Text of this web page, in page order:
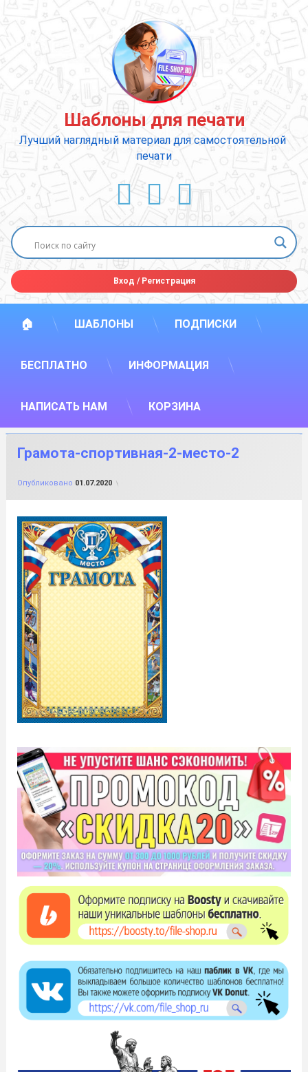
содержимому
Шаблоны для печати
Лучший наглядный материал для самостоятельной
печати
ВКонтакте
YouTube
E-mail
Вход /Регистрация
🏠 ШАБЛОНЫ ПОДПИСКИ
БЕСПЛАТНО ИНФОРМАЦИЯ
НАПИСАТЬ НАМ КОРЗИНА
Грамота-спортивная-2-место-2
Опубликовано 01.07.2020